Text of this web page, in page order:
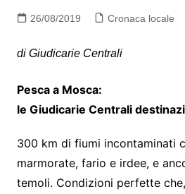
26/08/2019 Cronaca locale
di Giudicarie Centrali
Pesca a Mosca:
le Giudicarie Centrali
300 km di fiumi incontaminati
marmorate, fario e irdee, e
temoli. Condizioni perfette